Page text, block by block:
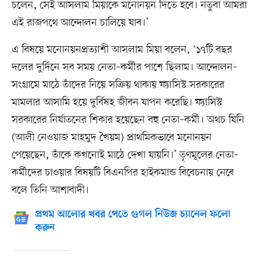
চলেন, সেই আসলাম মিয়াকে মনোনয়ন দিতে হবে। নতুবা আমরা
এই রাজপথে আন্দোলন চালিয়ে যাব।’
এ বিষয়ে মনোনয়নপ্রত্যাশী আসলাম মিয়া বলেন, ‘১৭টি বছর
দলের দুর্দিনে সব সময় নেতা–কর্মীর পাশে ছিলাম। আন্দোলন–
সংগ্রামে মাঠে তাঁদের নিয়ে সক্রিয় থাকায় ফ্যাসিস্ট সরকারের
মামলার আসামি হয়ে দুর্বিষহ জীবন যাপন করেছি। ফ্যাসিস্ট
সরকারের নির্যাতনের শিকার হয়েছেন বহু নেতা–কর্মী। অথচ যিনি
(আলী নেওয়াজ মাহমুদ খৈয়ম) প্রাথমিকভাবে মনোনয়ন
পেয়েছেন, তাঁকে কখনোই মাঠে দেখা যায়নি।’ তৃণমূলের নেতা–
কর্মীদের চাওয়ার বিষয়টি বিএনপির হাইকমান্ড বিবেচনায় নেবে
বলে তিনি আশাবাদী।
প্রথম আলোর খবর পেতে গুগল নিউজ চ্যানেল ফলো
করুন